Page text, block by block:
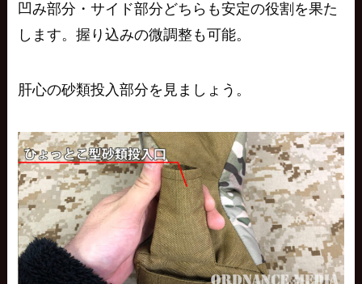
凹み部分・サイド部分どちらも安定の役割を果た
します。握り込みの微調整も可能。
肝心の砂類投入部分を見ましょう。